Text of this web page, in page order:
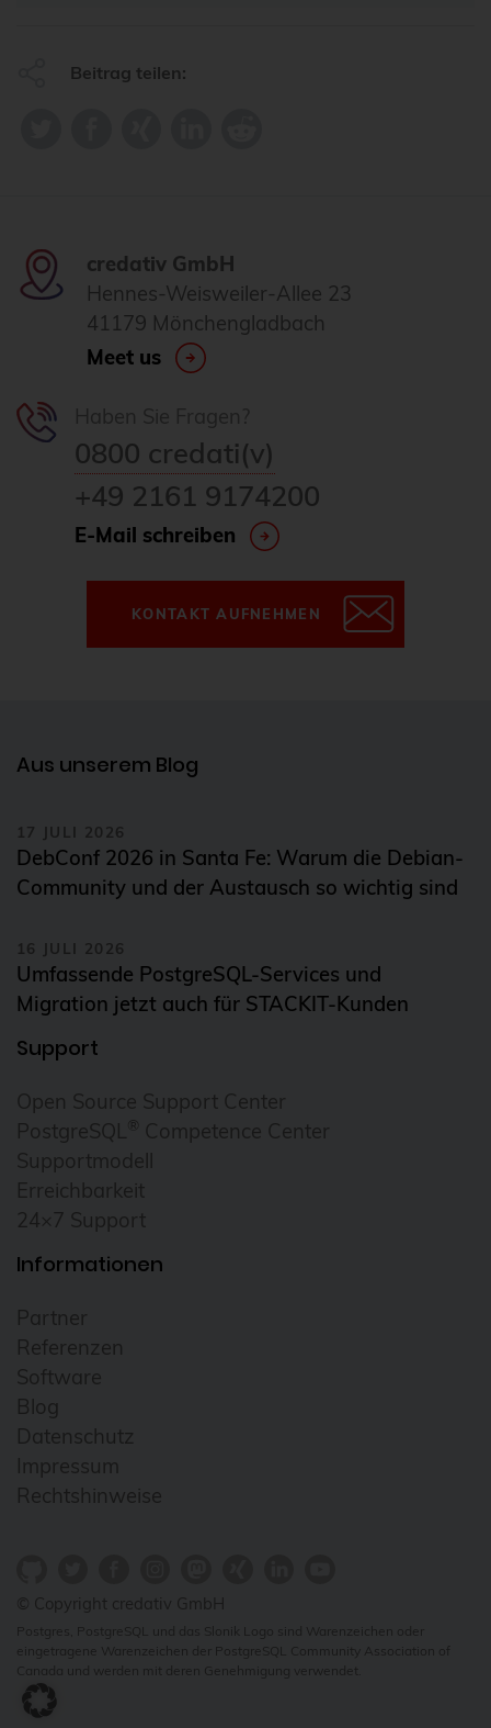
Beitrag teilen:
credativ GmbH
Hennes-Weisweiler-Allee 23
41179 Mönchengladbach
Meet us
0800 credati(v)
+49 2161 9174200
E-Mail schreiben
KONTAKT AUFNEHMEN
Aus unserem Blog
17 JULI 2026
DebConf 2026 in Santa Fe: Warum die Debian-
Community und der Austausch so wichtig sind
16 JULI 2026
Umfassende PostgreSQL-Services und
Migration jetzt auch für STACKIT-Kunden
Support
Open Source Support Center
PostgreSQL
® Competence Center
Supportmodell
Erreichbarkeit
24×7 Support
Informationen
Partner
Referenzen
Software
Blog
Datenschutz
Impressum
Rechtshinweise
© Copyright credativ GmbH
Postgres, PostgreSQL und das Slonik Logo sind Warenzeichen oder
eingetragene Warenzeichen der PostgreSQL Community Association of
Canada und werden mit deren Genehmigung verwendet.